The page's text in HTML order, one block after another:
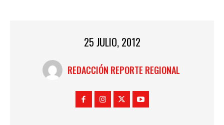
25 JULIO, 2012
REDACCIÓN REPORTE REGIONAL